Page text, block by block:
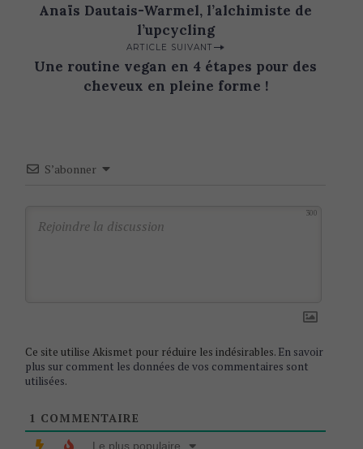
i
Anaïs Dautais-Warmel, l’alchimiste de
l’upcycling
ARTICLE SUIVANT
Une routine vegan en 4 étapes pour des
cheveux en pleine forme !
S’abonner
300
Ce site utilise Akismet pour réduire les indésirables. En savoir
plus sur comment les données de vos commentaires sont
utilisées.
1 COMMENTAIRE
Le plus populaire